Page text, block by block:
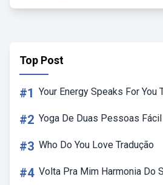
Top Post
#1 Your Energy Speaks For You
#2 Yoga De Duas Pessoas Fácil
#3 Who Do You Love Tradução
#4 Volta Pra Mim Harmonia Do